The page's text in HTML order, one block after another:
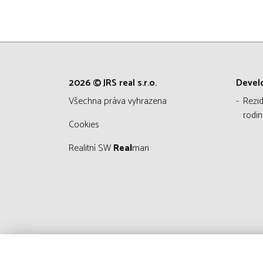
2026 © JRS real s.r.o.
všechna práva vyhrazena
Cookies
Realitní SWRealman